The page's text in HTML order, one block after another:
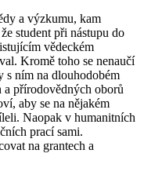
a výzkumu, kam
student při nástupu do
vědeckém
Kromě toho se nenaučí
ním na dlouhodobém
a přírodovědných oborů
aby se na nějakém
Naopak v humanitních
prací sami.
na grantech a